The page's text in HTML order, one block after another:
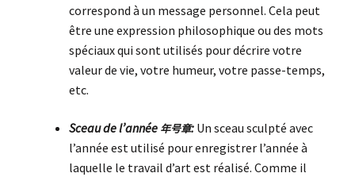
correspond à un message personnel. Cela peut
être une expression philosophique ou des mots
spéciaux qui sont utilisés pour décrire votre
valeur de vie, votre humeur, votre passe-temps,
etc.
Sceau de l’année 年号章: Un sceau sculpté avec
l’année est utilisé pour enregistrer l’année à
laquelle le travail d’art est réalisé. Comme il